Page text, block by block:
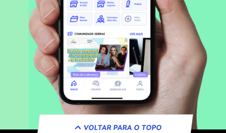
VOLTAR PARA O TOPO